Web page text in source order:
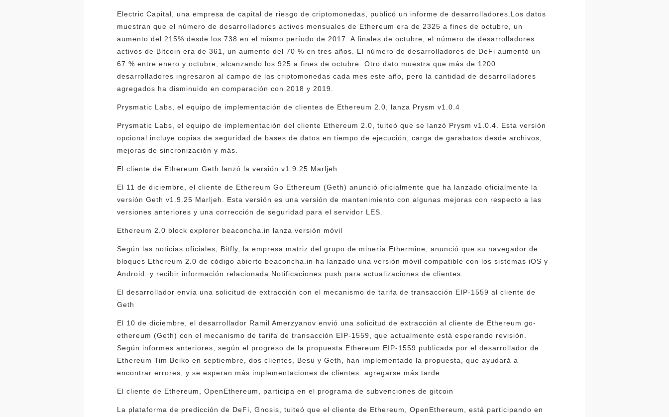
Electric Capital, una empresa de capital de riesgo de criptomonedas, publicó un informe de desarrolladores.Los datos
muestran que el número de desarrolladores activos mensuales de Ethereum era de 2325 a fines de octubre, un
aumento del 215% desde los 738 en el mismo período de 2017. A finales de octubre, el número de desarrolladores
activos de Bitcoin era de 361, un aumento del 70 % en tres años. El número de desarrolladores de DeFi aumentó un
67 % entre enero y octubre, alcanzando los 925 a fines de octubre. Otro dato muestra que más de 1200
desarrolladores ingresaron al campo de las criptomonedas cada mes este año, pero la cantidad de desarrolladores
agregados ha disminuido en comparación con 2018 y 2019.
Prysmatic Labs, el equipo de implementación de clientes de Ethereum 2.0, lanza Prysm v1.0.4
Prysmatic Labs, el equipo de implementación del cliente Ethereum 2.0, tuiteó que se lanzó Prysm v1.0.4. Esta versión
opcional incluye copias de seguridad de bases de datos en tiempo de ejecución, carga de garabatos desde archivos,
mejoras de sincronización y más.
El cliente de Ethereum Geth lanzó la versión v1.9.25 Marljeh
El 11 de diciembre, el cliente de Ethereum Go Ethereum (Geth) anunció oficialmente que ha lanzado oficialmente la
versión Geth v1.9.25 Marljeh. Esta versión es una versión de mantenimiento con algunas mejoras con respecto a las
versiones anteriores y una corrección de seguridad para el servidor LES.
Ethereum 2.0 block explorer beaconcha.in lanza versión móvil
Según las noticias oficiales, Bitfly, la empresa matriz del grupo de minería Ethermine, anunció que su navegador de
bloques Ethereum 2.0 de código abierto beaconcha.in ha lanzado una versión móvil compatible con los sistemas iOS y
Android. y recibir información relacionada Notificaciones push para actualizaciones de clientes.
El desarrollador envía una solicitud de extracción con el mecanismo de tarifa de transacción EIP-1559 al cliente de
Geth
El 10 de diciembre, el desarrollador Ramil Amerzyanov envió una solicitud de extracción al cliente de Ethereum go-
ethereum (Geth) con el mecanismo de tarifa de transacción EIP-1559, que actualmente está esperando revisión.
Según informes anteriores, según el progreso de la propuesta Ethereum EIP-1559 publicada por el desarrollador de
Ethereum Tim Beiko en septiembre, dos clientes, Besu y Geth, han implementado la propuesta, que ayudará a
encontrar errores, y se esperan más implementaciones de clientes. agregarse más tarde.
El cliente de Ethereum, OpenEthereum, participa en el programa de subvenciones de gitcoin
La plataforma de predicción de DeFi, Gnosis, tuiteó que el cliente de Ethereum, OpenEthereum, está participando en